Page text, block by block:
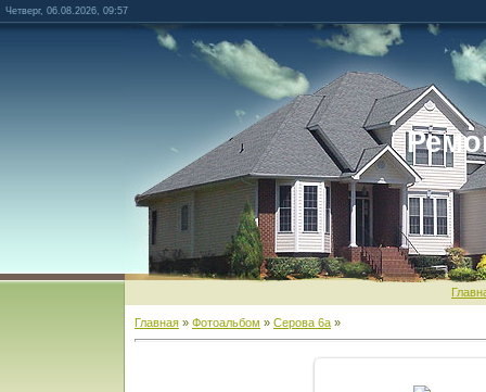
Четверг, 06.08.2026, 09:57
Главная » Фотоальбом » Серова 6а »